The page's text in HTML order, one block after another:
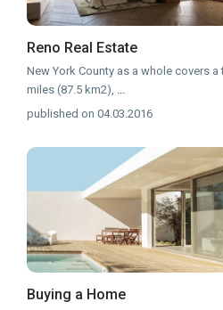
Reno Real Estate
New York County as a whole covers
miles (87.5 km2), ...
published on 04.03.2016
Buying a Home